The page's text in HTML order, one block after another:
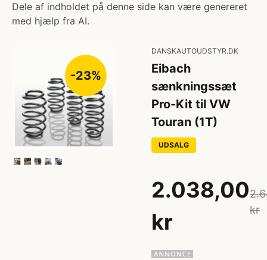
Dele af indholdet på denne side kan være genereret
med hjælp fra AI.
-23%
DANSKAUTOUDSTYR.DK
Eibach
sænkningssæt
Pro-Kit til VW
Touran (1T)
UDSALG
2.038,00
kr
kr